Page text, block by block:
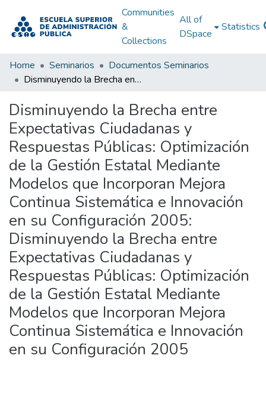
Communities
&
Collections
All of
DSpace
Statistics
Home Seminarios
Documentos Seminarios
Disminuyendo la Brecha entre Expectativas Ciudadanas y Respuestas Públicas: Optimización de la Gestión Estatal Mediante Modelos que Incorporan Mejora Continua Sistemática e Innovación en su Configuración 2005: Disminuyendo la Brecha entre Expectativas Ciudadanas y Respuestas Públicas: Optimización de la Gestión Estatal Mediante Modelos que Incorporan Mejora Continua Sistemática e Innovación en su Configuración 2005
Disminuyendo la Brecha entre
Expectativas Ciudadanas y
Respuestas Públicas: Optimización
de la Gestión Estatal Mediante
Modelos que Incorporan Mejora
Continua Sistemática e Innovación
en su Configuración 2005:
Disminuyendo la Brecha entre
Expectativas Ciudadanas y
Respuestas Públicas: Optimización
de la Gestión Estatal Mediante
Modelos que Incorporan Mejora
Continua Sistemática e Innovación
en su Configuración 2005